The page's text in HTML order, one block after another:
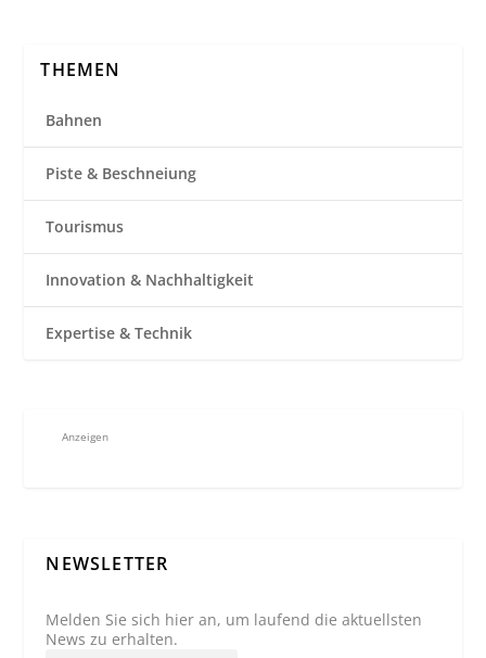
THEMEN
Bahnen
Piste & Beschneiung
Tourismus
Innovation & Nachhaltigkeit
Expertise & Technik
Anzeigen
NEWSLETTER
Melden Sie sich hier an, um laufend die aktuellsten
News zu erhalten.